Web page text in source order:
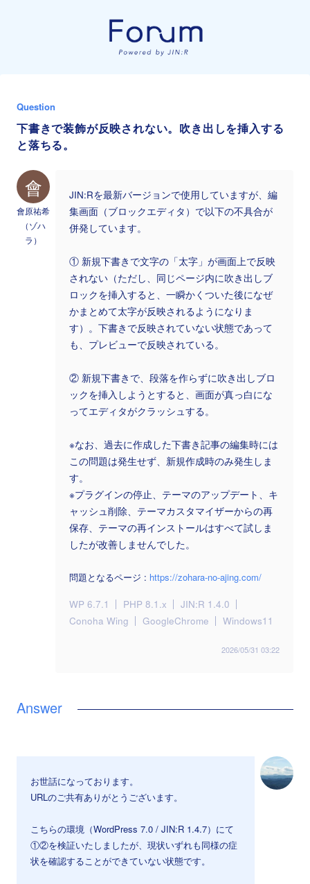
Question
下書きで装飾が反映されない。吹き出しを挿入する
と落ちる。
會
會原祐希
（ゾハ
ラ）
JIN:Rを最新バージョンで使用していますが、編
集画面（ブロックエディタ）で以下の不具合が
併発しています。
① 新規下書きで文字の「太字」が画面上で反映
されない（ただし、同じページ内に吹き出しブ
ロックを挿入すると、一瞬かくついた後になぜ
かまとめて太字が反映されるようになりま
す）。下書きで反映されていない状態であって
も、プレビューで反映されている。
② 新規下書きで、段落を作らずに吹き出しブロ
ックを挿入しようとすると、画面が真っ白にな
ってエディタがクラッシュする。
※なお、過去に作成した下書き記事の編集時には
この問題は発生せず、新規作成時のみ発生しま
す。
※プラグインの停止、テーマのアップデート、キ
ャッシュ削除、テーマカスタマイザーからの再
保存、テーマの再インストールはすべて試しま
したが改善しませんでした。
問題となるページ : https://zohara-no-ajing.com/
WP 6.7.1 PHP 8.1.x
JIN:R 1.4.0
Conoha Wing
GoogleChrome Windows11
2026/05/31 03:22
お世話になっております。
URLのご共有ありがとうございます。
こちらの環境（WordPress 7.0 / JIN:R 1.4.7）にて
①②を検証いたしましたが、現状いずれも同様の症
状を確認することができていない状態です。